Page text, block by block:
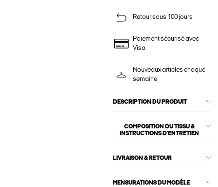
Retour sous 100 jours
Paiement sécurisé avec
Visa
Nouveaux articles chaque
semaine
DESCRIPTION DU PRODUIT
COMPOSITION DU TISSU &
INSTRUCTIONS D'ENTRETIEN
LIVRAISON & RETOUR
MENSURATIONS DU MODÈLE